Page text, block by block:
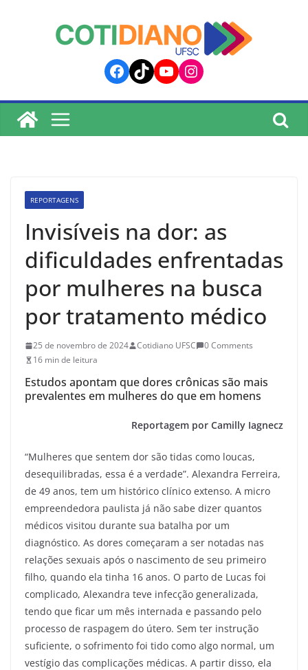
Facebook
TikTokYouTube
Instagram
REPORTAGENS
Invisíveis na dor: as
dificuldades enfrentadas
por mulheres na busca
por tratamento médico
25 de novembro de 2024 Cotidiano UFSC
0 Comments
16 min de leitura
Estudos apontam que dores crônicas são mais
prevalentes em mulheres do que em homens
Reportagem por Camilly Iagnecz
“Mulheres que sentem dor são tidas como loucas,
desequilibradas, essa é a verdade”. Alexandra Ferreira,
de 49 anos, tem um histórico clínico extenso. A micro
empreendedora paulista já não sabe dizer quantos
médicos visitou durante sua batalha por um
diagnóstico. As dores começaram a ser notadas nas
relações sexuais após o nascimento de seu primeiro
filho, quando ela tinha 16 anos. O parto de Lucas foi
complicado, Alexandra teve infecção generalizada,
tendo que ficar um mês internada e passando pelo
processo de raspagem do útero. Sem ter instrução
suficiente, o sofrimento foi tido como algo normal, um
vestígio das complicações médicas. A partir disso, ela